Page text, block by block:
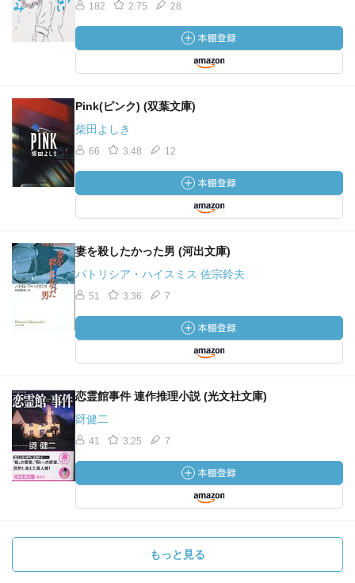
182 2.75 28
Pink(ピンク) (双葉文庫)
柴田よしき
66 3.48 12
妻を殺したかった男 (河出文庫)
パトリシア・ハイスミス 佐宗鈴夫
51 3.36 7
恋霊館事件 連作推理小説 (光文社文庫)
谺健二
41 3.25 7
もっと見る